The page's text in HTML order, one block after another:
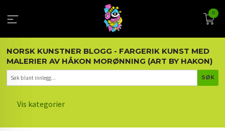
innholdet
0
NORSK KUNSTNER BLOGG - FARGERIK KUNST MED
MALERIER AV HÅKON MORØNNING (ART BY HAKON)
Vis kategorier